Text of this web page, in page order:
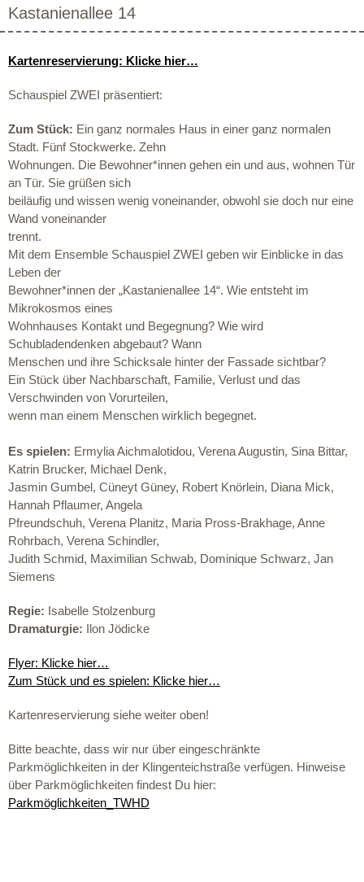
Kastanienallee 14
Kartenreservierung: Klicke hier…
Schauspiel ZWEI präsentiert:
Zum Stück: Ein ganz normales Haus in einer ganz normalen
Stadt. Fünf Stockwerke. Zehn
Wohnungen. Die Bewohner*innen gehen ein und aus, wohnen Tür
an Tür. Sie grüßen sich
beiläufig und wissen wenig voneinander, obwohl sie doch nur eine
Wand voneinander
trennt.
Mit dem Ensemble Schauspiel ZWEI geben wir Einblicke in das
Leben der
Bewohner*innen der „Kastanienallee 14“. Wie entsteht im
Mikrokosmos eines
Wohnhauses Kontakt und Begegnung? Wie wird
Schubladendenken abgebaut? Wann
Menschen und ihre Schicksale hinter der Fassade sichtbar?
Ein Stück über Nachbarschaft, Familie, Verlust und das
Verschwinden von Vorurteilen,
wenn man einem Menschen wirklich begegnet.
Es spielen: Ermylia Aichmalotidou, Verena Augustin, Sina Bittar,
Katrin Brucker, Michael Denk,
Jasmin Gumbel, Cüneyt Güney, Robert Knörlein, Diana Mick,
Hannah Pflaumer, Angela
Pfreundschuh, Verena Planitz, Maria Pross-Brakhage, Anne
Rohrbach, Verena Schindler,
Judith Schmid, Maximilian Schwab, Dominique Schwarz, Jan
Siemens
Regie: Isabelle Stolzenburg
Dramaturgie: Ilon Jödicke
Flyer: Klicke hier…
Zum Stück und es spielen: Klicke hier…
Kartenreservierung siehe weiter oben!
Bitte beachte, dass wir nur über eingeschränkte
Parkmöglichkeiten in der Klingenteichstraße verfügen. Hinweise
über Parkmöglichkeiten findest Du hier:
Parkmöglichkeiten_TWHD